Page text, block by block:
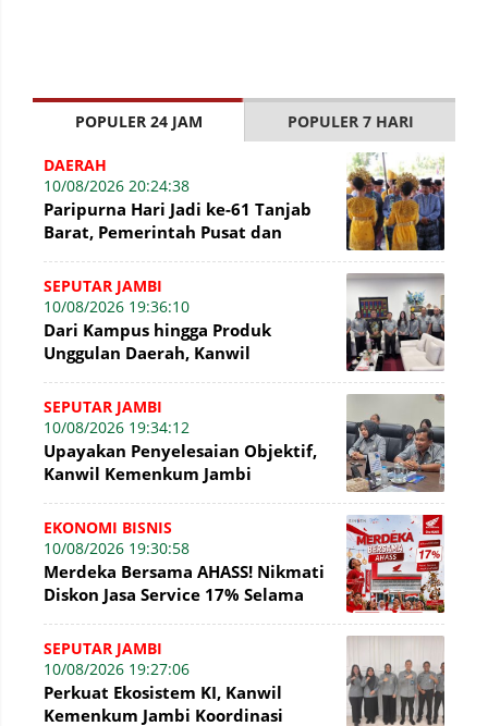
POPULER 24 JAM POPULER 7 HARI
DAERAH
10/08/2026 20:24:38
Paripurna Hari Jadi ke-61 Tanjab
Barat, Pemerintah Pusat dan
SEPUTAR JAMBI
10/08/2026 19:36:10
Dari Kampus hingga Produk
Unggulan Daerah, Kanwil
Penguatan Kerja Sama
SEPUTAR JAMBI
10/08/2026 19:34:12
Upayakan Penyelesaian Objektif,
Kanwil Kemenkum Jambi
Sengketa KI
EKONOMI BISNIS
10/08/2026 19:30:58
Merdeka Bersama AHASS! Nikmati
Diskon Jasa Service 17% Selama
SEPUTAR JAMBI
10/08/2026 19:27:06
Perkuat Ekosistem KI, Kanwil
Kemenkum Jambi Koordinasi